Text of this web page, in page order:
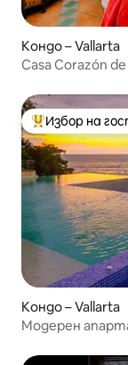
Кондо – Vallarta
Casa Corazón
Най-Избор на
Кондо – Vallarta
Модерен